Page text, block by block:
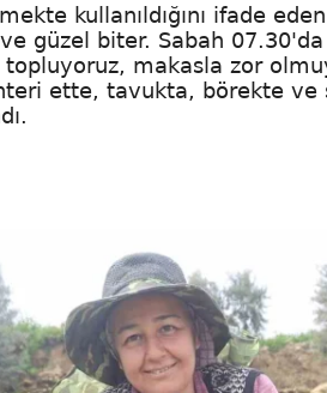
kullanıldığını ifade
güzel biter. Sabah
topluyoruz, makasla zor
ette, tavukta, börekte ve